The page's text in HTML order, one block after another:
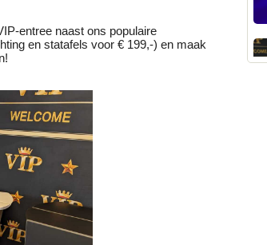
entree naast ons populaire
en statafels voor € 199,-) en maak